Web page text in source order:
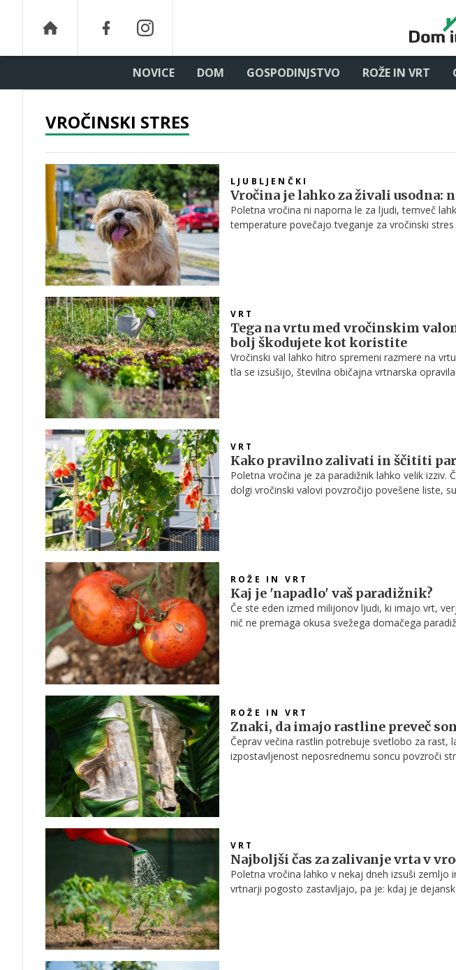
NOVICE DOM GOSPODINJSTVO ROŽE IN VRT
VROČINSKI STRES
LJUBLJENČKI
Vročina je lahko za živali usodna:
Poletna vročina ni naporna le za ljudi, temveč
temperature povečajo tveganje za vročinski
VRT
Tega na vrtu med vročinskim
bolj škodujete kot koristite
Vročinski val lahko hitro spremeni razmere na
tla se izsušijo, številna običajna vrtnarska
VRT
Kako pravilno zalivati in ščititi
Poletna vročina je za paradižnik lahko velik izziv.
dolgi vročinski valovi povzročijo povešene liste,
ROŽE IN VRT
Kaj je 'napadlo' vaš paradižnik?
Če ste eden izmed milijonov ljudi, ki imajo vrt,
nič ne premaga okusa svežega domačega
ROŽE IN VRT
Znaki, da imajo rastline preveč
Čeprav večina rastlin potrebuje svetlobo za rast,
izpostavljenost neposrednemu soncu povzroči
VRT
Najboljši čas za zalivanje vrta v
Poletna vročina lahko v nekaj dneh izsuši zemljo
vrtnarji pogosto zastavljajo, pa je: kdaj je